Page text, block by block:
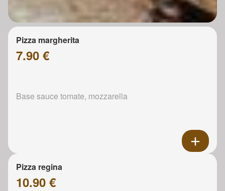
Pizza margherita
7.90 €
Base sauce tomate, mozzarella
Pizza regina
10.90 €